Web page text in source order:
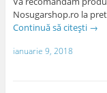
Nosugarshop.ro la
Continuă să citești →
ianuarie 9, 2018